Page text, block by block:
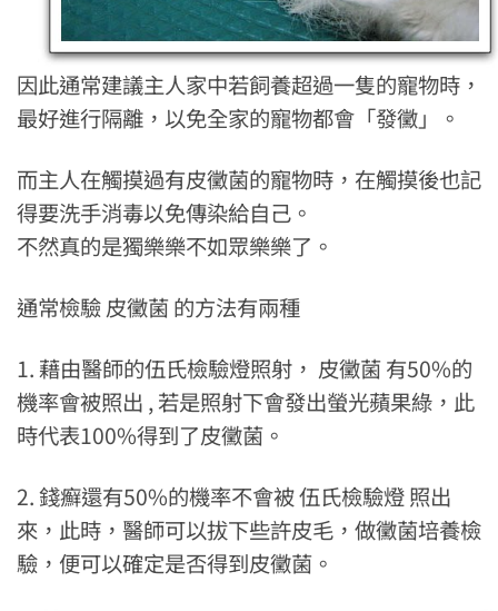
因此通常建議主人家中若飼養超過一隻的寵物時，
最好進行隔離，以免全家的寵物都會「發黴」。
而主人在觸摸過有皮黴菌的寵物時，在觸摸後也記
得要洗手消毒以免傳染給自己。
不然真的是獨樂樂不如眾樂樂了。
通常檢驗 皮黴菌 的方法有兩種
1. 藉由醫師的伍氏檢驗燈照射， 皮黴菌 有50%的
機率會被照出 , 若是照射下會發出螢光蘋果綠，此
時代表100%得到了皮黴菌。
2. 錢癬還有50%的機率不會被 伍氏檢驗燈 照出
來，此時，醫師可以拔下些許皮毛，做黴菌培養檢
驗，便可以確定是否得到皮黴菌。